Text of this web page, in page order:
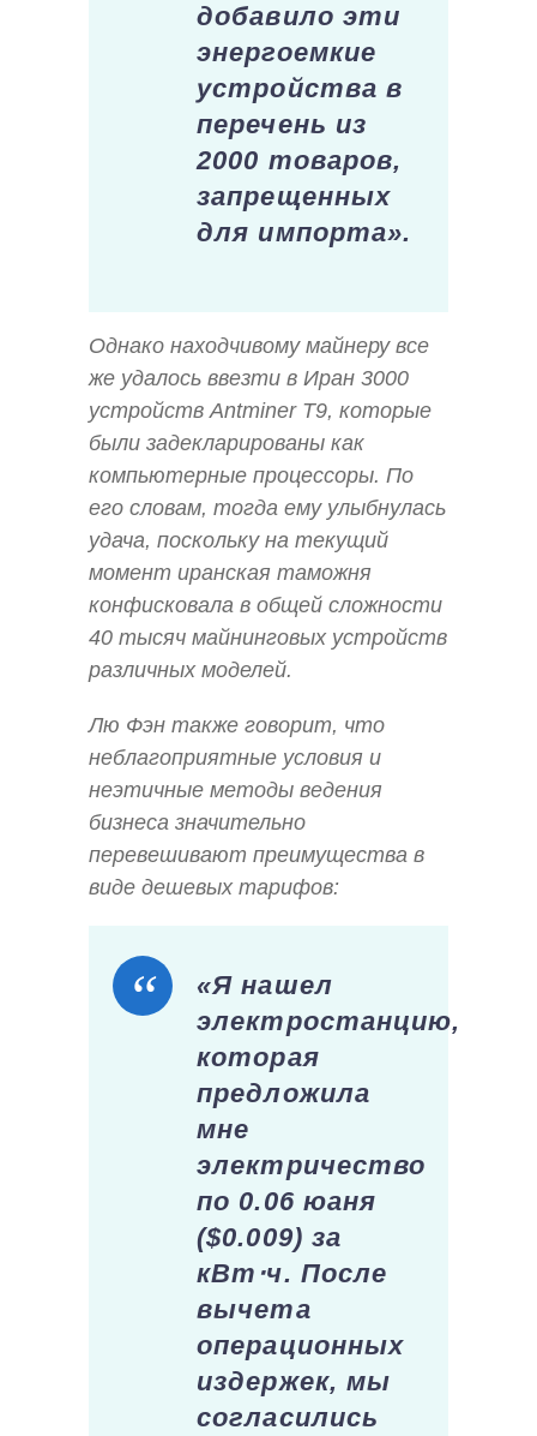
добавило эти
энергоемкие
устройства в
перечень из
2000 товаров,
запрещенных
для импорта».
Однако находчивому майнеру все
же удалось ввезти в Иран 3000
устройств Antminer T9, которые
были задекларированы как
компьютерные процессоры. По
его словам, тогда ему улыбнулась
удача, поскольку на текущий
момент иранская таможня
конфисковала в общей сложности
40 тысяч майнинговых устройств
различных моделей.
Лю Фэн также говорит, что
неблагоприятные условия и
неэтичные методы ведения
бизнеса значительно
перевешивают преимущества в
виде дешевых тарифов:
«Я нашел
электростанцию,
которая
предложила
мне
электричество
по 0.06 юаня
($0.009) за
кВт⋅ч. После
вычета
операционных
издержек, мы
согласились